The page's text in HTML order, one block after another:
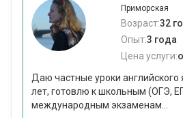
Приморская
Возраст:32
Опыт:3 года
Цена услуги:
Даю частные уроки английского
лет, готовлю к школьным (ОГЭ,
международным экзаменам...